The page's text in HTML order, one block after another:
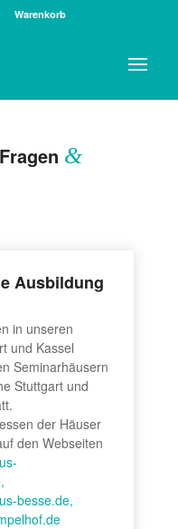
Warenkorb
&
Ausbildung
in unseren
und Kassel
Seminarhäusern
Stuttgart und
der Häuser
den Webseiten
besse.de,